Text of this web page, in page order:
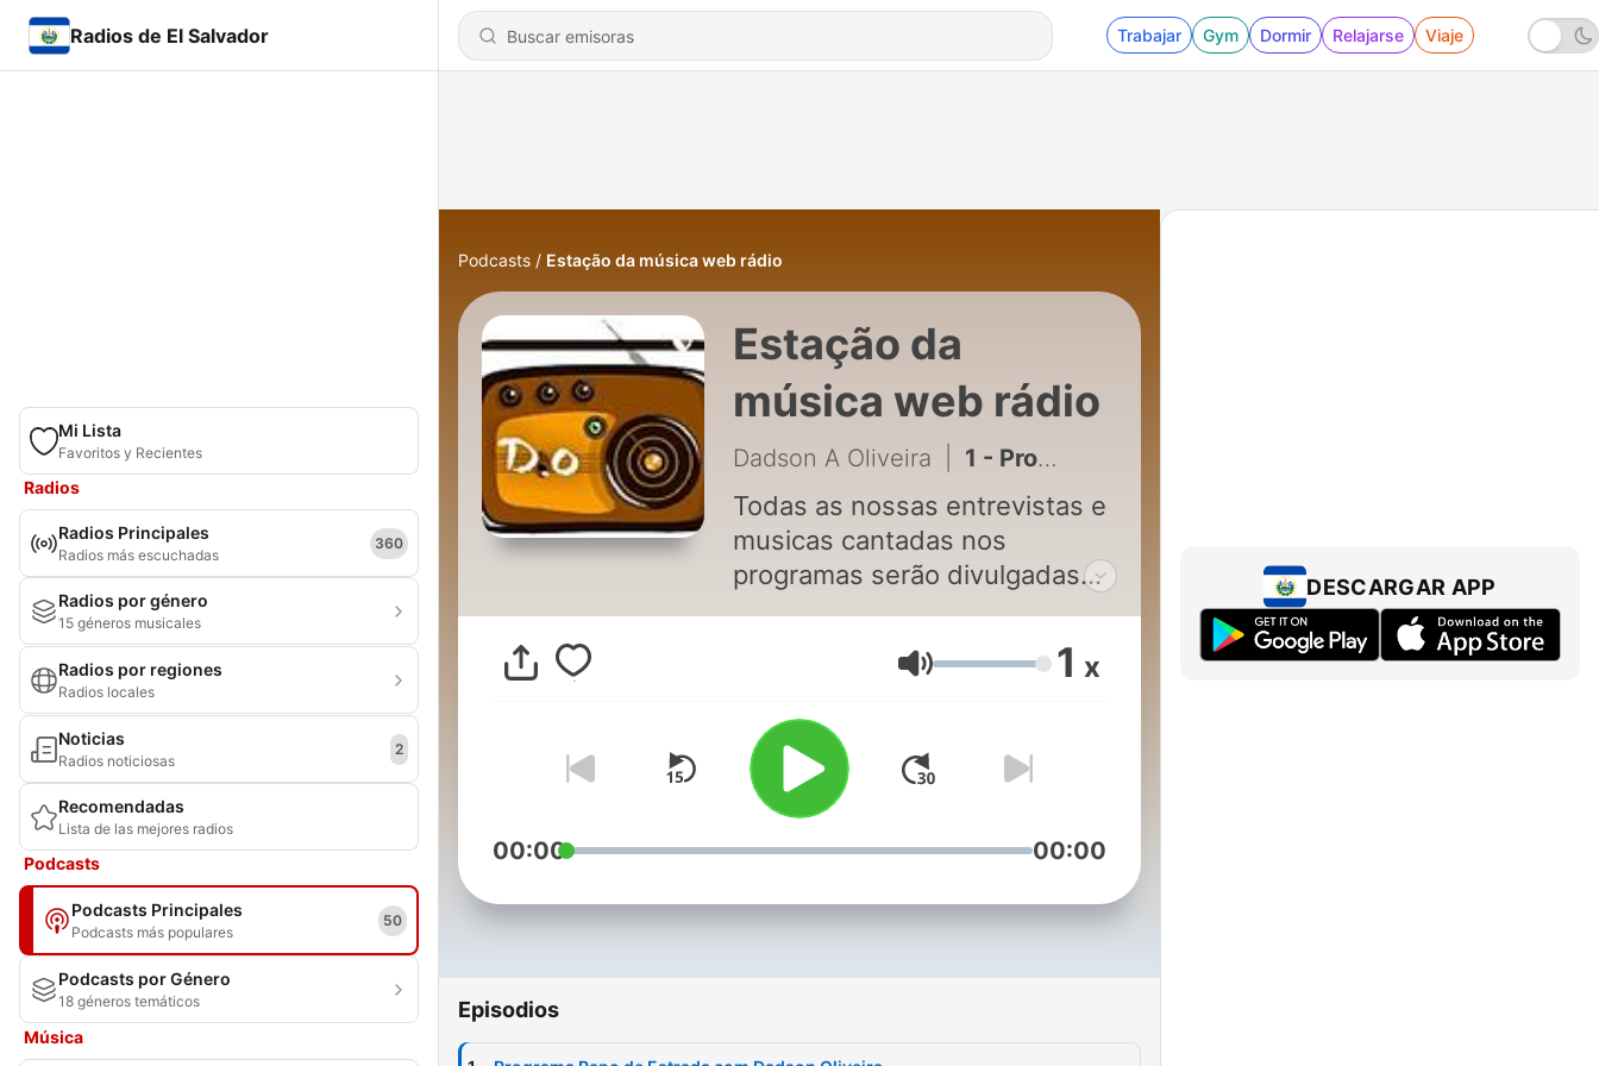
Radios de El Salvador Trabajar Gym Dormir Relajarse Viaje
Mi Lista
Favoritos y Recientes
Radios
Radios Principales
Radios más escuchadas
360
Radios por género
15 géneros musicales
Radios por regiones
Radios locales
Noticias
Radios noticiosas
2
Recomendadas
Lista de las mejores radios
Podcasts
Podcasts Principales
Podcasts más populares
50
Podcasts por Género
18 géneros temáticos
Música
Podcasts Estação da música web rádio
Estação da
música web rádio
Dadson A Oliveira 1 - Programa Papo de Estrada com Dadson Oliveira
Todas as nossas entrevistas e
musicas cantadas nos
programas serão divulgadas
aqui
Volumen 1 x
00:00 00:00
Episodios
DESCARGAR APP